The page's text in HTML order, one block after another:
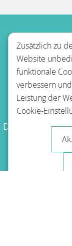
© 2026 A-
Zusätzlich zu
Website
funktionale
verbessern
Leistung der
Cookie-